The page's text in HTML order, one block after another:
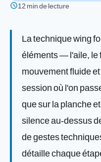
schedule12 min de lecture
La technique wing
éléments — l'aile, le
mouvement fluide
session où l'on
que sur la planche
silence au-dessus
de gestes
détaille chaque